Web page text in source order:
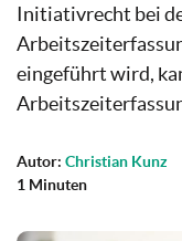
Initiativrecht bei
eingeführt wird,
Autor: Christian Kunz
1 Minuten